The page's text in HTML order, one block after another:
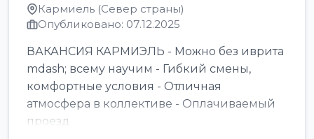
Кармиель (Север страны)
Опубликовано: 07.12.2025
ВАКАНСИЯ КАРМИЭЛЬ - Можно без иврита
mdash; всему научим - Гибкий смены,
комфортные условия - Отличная
атмосфера в коллективе - Оплачиваемый
проезд